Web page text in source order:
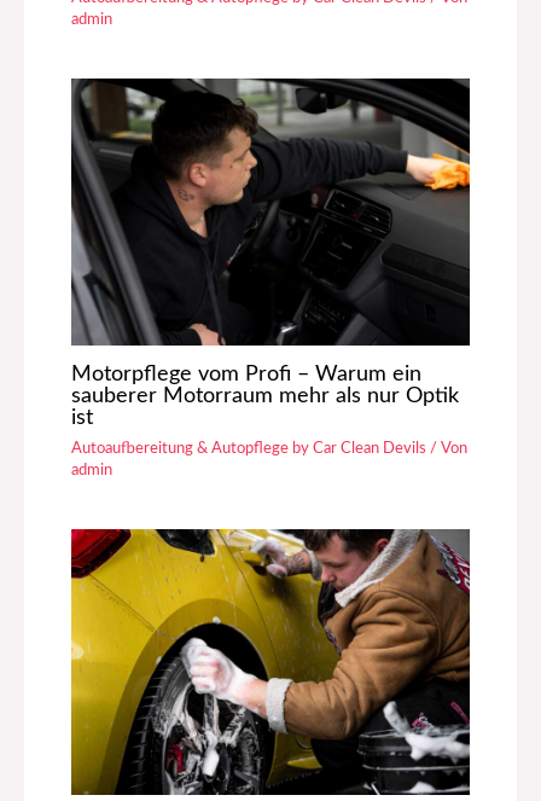
admin
Motorpflege vom Profi – Warum ein
sauberer Motorraum mehr als nur Optik
ist
Autoaufbereitung & Autopflege by Car Clean Devils / Von
admin